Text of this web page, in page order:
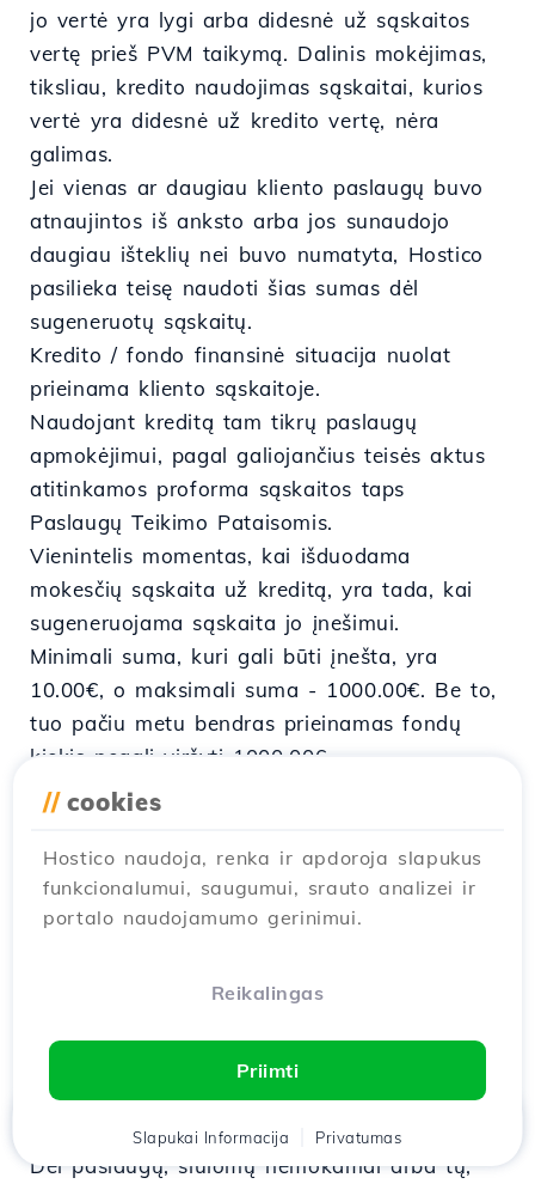
jo vertė yra lygi arba didesnė už sąskaitos
vertę prieš PVM taikymą. Dalinis mokėjimas,
tiksliau, kredito naudojimas sąskaitai, kurios
vertė yra didesnė už kredito vertę, nėra
galimas.
Jei vienas ar daugiau kliento paslaugų buvo
atnaujintos iš anksto arba jos sunaudojo
daugiau išteklių nei buvo numatyta, Hostico
pasilieka teisę naudoti šias sumas dėl
sugeneruotų sąskaitų.
Kredito / fondo finansinė situacija nuolat
prieinama kliento sąskaitoje.
Naudojant kreditą tam tikrų paslaugų
apmokėjimui, pagal galiojančius teisės aktus
atitinkamos proforma sąskaitos taps
Paslaugų Teikimo Pataisomis.
Vienintelis momentas, kai išduodama
mokesčių sąskaita už kreditą, yra tada, kai
sugeneruojama sąskaita jo įnešimui.
Minimali suma, kuri gali būti įnešta, yra
10.00€, o maksimali suma - 1000.00€. Be to,
tuo pačiu metu bendras prieinamas fondų
kiekis negali viršyti 1000.00€.
Nemokamų produktų/paslaugų pasiūlymų
atveju, šie gali būti naudojami tik Hostico
įrangoje ir tinkle. Paslaugų perkėlimo į kitus
bus taikomi mokesčiai, atitinkantys šių
paslaugų aktyvavimą. Hostico pasilieka teisę
bet kuriuo metu nutraukti reklaminio
pasiūlymo galiojimą.
Dėl paslaugų, siūlomų nemokamai arba tų,
// cookies
Hostico naudoja, renka ir apdoroja slapukus
funkcionalumui, saugumui, srauto analizei ir
portalo naudojamumo gerinimui.
Reikalingas
Priimti
Slapukai Informacija Privatumas
Klientas Krepšelis Pokalbis